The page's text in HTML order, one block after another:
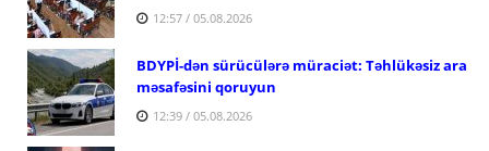
12:57 / 05.08.2026
BDYPİ-dən sürücülərə müraciət: Təhlükəsiz ara
məsafəsini qoruyun
12:39 / 05.08.2026